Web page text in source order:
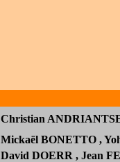
Christian
Mickaël BONETTO ,
David DOERR , Jean